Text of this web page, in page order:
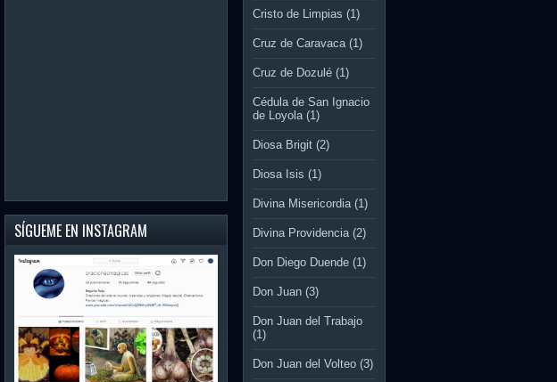
SÍGUEME EN INSTAGRAM
Cristo de Limpias (1)
Cruz de Caravaca (1)
Cruz de Dozulé (1)
Cédula de San Ignacio
de Loyola (1)
Diosa Brigit (2)
Diosa Isis (1)
Divina Misericordia (1)
Divina Providencia (2)
Don Diego Duende (1)
Don Juan (3)
Don Juan del Trabajo
(1)
Don Juan del Volteo (3)